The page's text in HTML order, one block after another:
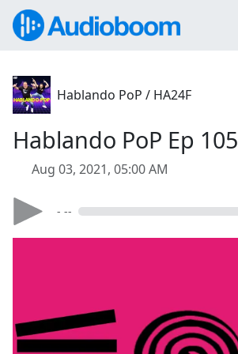
Hablando PoP / HA24F
Hablando PoP Ep 105
Aug 03, 2021, 05:00 AM
- --